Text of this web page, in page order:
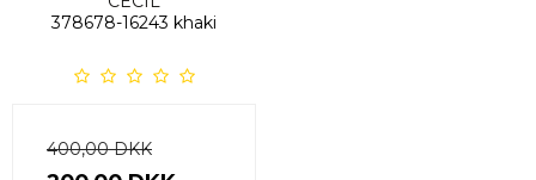
378678-16243 khaki
400,00 DKK